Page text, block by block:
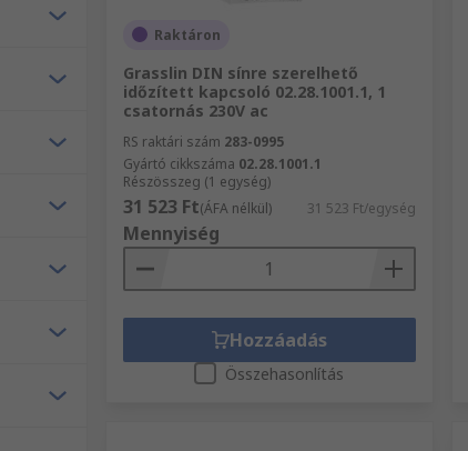
Raktáron
Grasslin DIN sínre szerelhető
időzített kapcsoló 02.28.1001.1, 1
csatornás 230V ac
RS raktári szám 283-0995
Gyártó cikkszáma 02.28.1001.1
Részösszeg (1 egység)
31 523 Ft(ÁFA nélkül) 31 523 Ft/egység
Mennyiség
Hozzáadás
Összehasonlítás